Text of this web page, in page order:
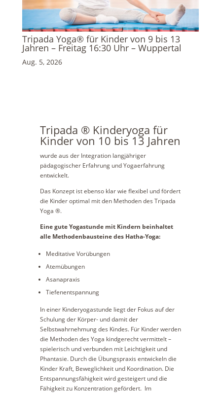
Tripada Yoga® für Kinder von 9 bis 13
Jahren – Freitag 16:30 Uhr – Wuppertal
Aug. 5, 2026
Tripada ® Kinderyoga für
Kinder von 10 bis 13 Jahren
wurde aus der Integration langjähriger
pädagogischer Erfahrung und Yogaerfahrung
entwickelt.
Das Konzept ist ebenso klar wie flexibel und fördert
die Kinder optimal mit den Methoden des Tripada
Yoga ®.
Eine gute Yogastunde mit Kindern beinhaltet
alle Methodenbausteine des Hatha-Yoga:
Meditative Vorübungen
Atemübungen
Asanapraxis
Tiefenentspannung
In einer Kinderyogastunde liegt der Fokus auf der
Schulung der Körper- und damit der
Selbstwahrnehmung des Kindes. Für Kinder werden
die Methoden des Yoga kindgerecht vermittelt –
spielerisch und verbunden mit Leichtigkeit und
Phantasie. Durch die Übungspraxis entwickeln die
Kinder Kraft, Beweglichkeit und Koordination. Die
Entspannungsfähigkeit wird gesteigert und die
Fähigkeit zu Konzentration gefördert. Im